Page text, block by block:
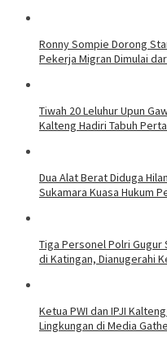
Ronny Sompie Dorong
Pekerja Migran Dimulai
Tiwah 20 Leluhur Upun
Kalteng Hadiri Tabuh
Dua Alat Berat Diduga
Sukamara Kuasa Hukum
Tiga Personel Polri Gugur
di Katingan, Dianugerahi
Ketua PWI dan IPJI
Lingkungan di Media